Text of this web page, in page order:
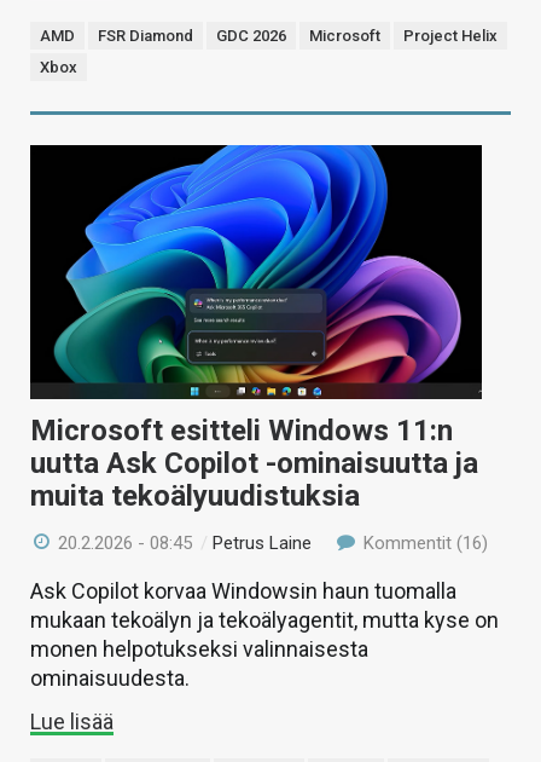
AMD FSR Diamond GDC 2026 Microsoft
Project Helix
Xbox
Microsoft esitteli Windows 11:n
uutta Ask Copilot -ominaisuutta ja
muita tekoälyuudistuksia
20.2.2026 - 08:45 / Petrus Laine Kommentit (16)
Ask Copilot korvaa Windowsin haun tuomalla
mukaan tekoälyn ja tekoälyagentit, mutta kyse on
monen helpotukseksi valinnaisesta
ominaisuudesta.
Lue lisää